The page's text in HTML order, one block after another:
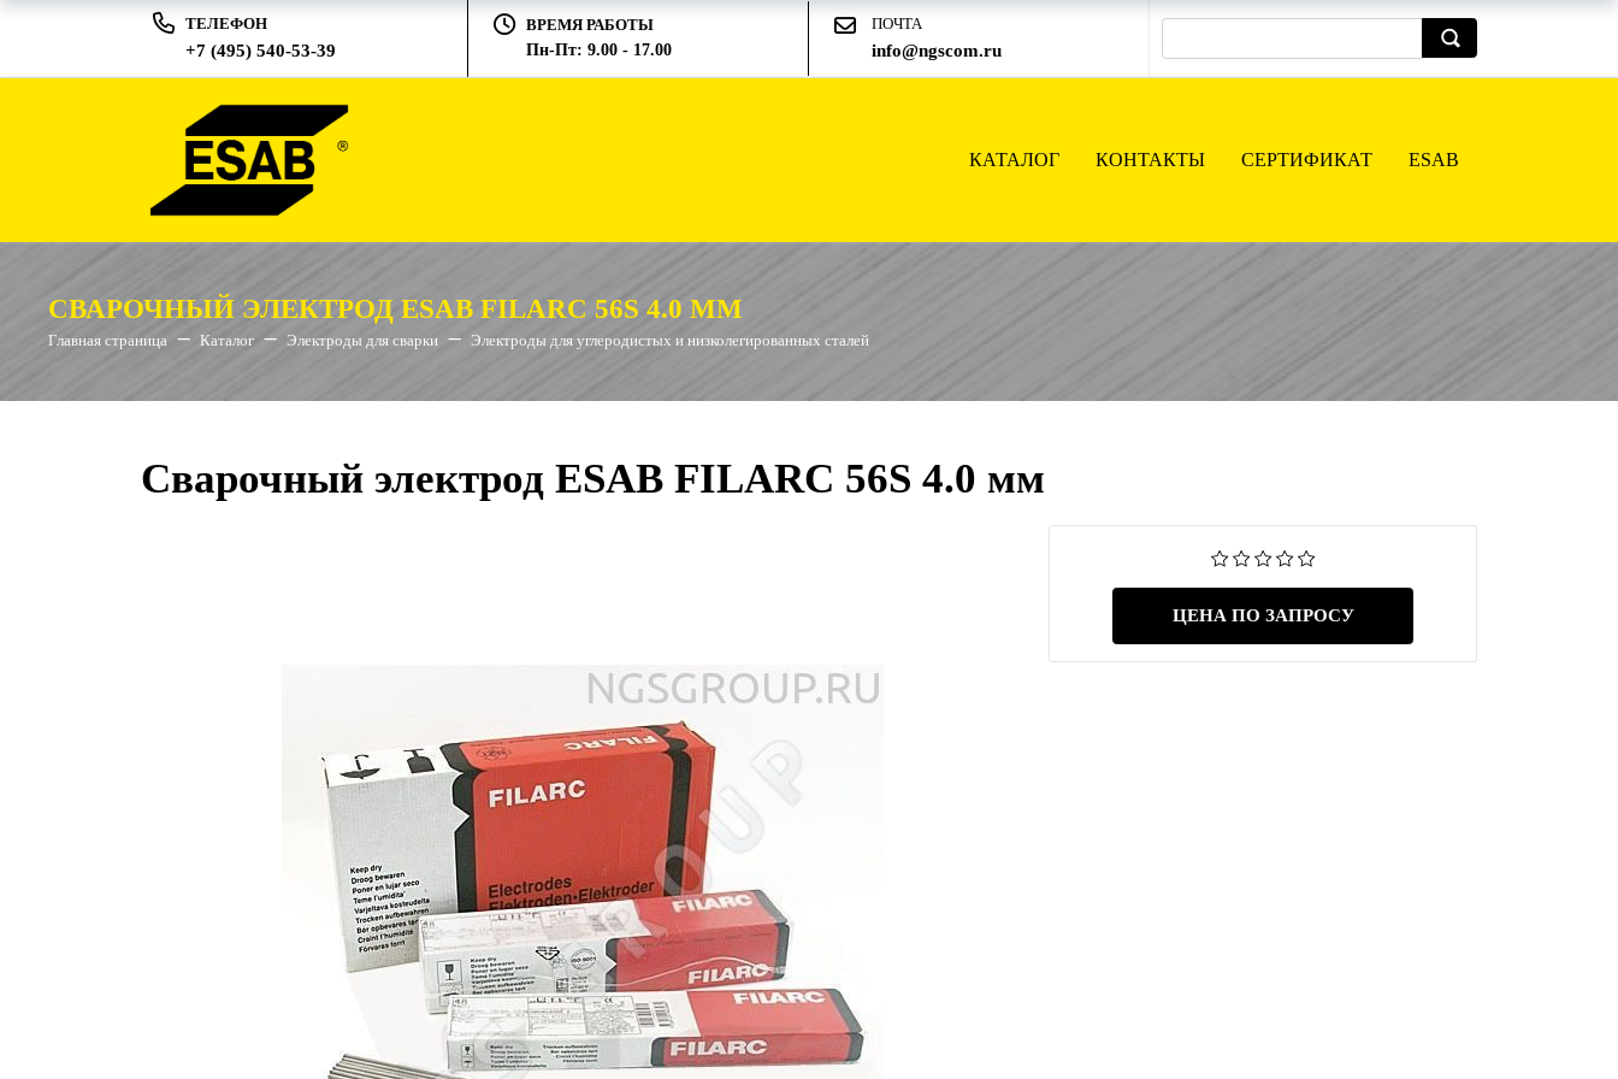
ТЕЛЕФОН
+7 (495) 540-53-39
ВРЕМЯ РАБОТЫ
Пн-Пт: 9.00 - 17.00
ПОЧТА
info@ngscom.ru
КАТАЛОГ КОНТАКТЫ СЕРТИФИКАТ ESAB
СВАРОЧНЫЙ ЭЛЕКТРОД ESAB FILARC 56S 4.0 ММ
Главная страница Каталог Электроды для сварки Электроды для углеродистых и низколегированных сталей
Сварочный электрод ESAB FILARC 56S 4.0 мм
ЦЕНА ПО ЗАПРОСУ